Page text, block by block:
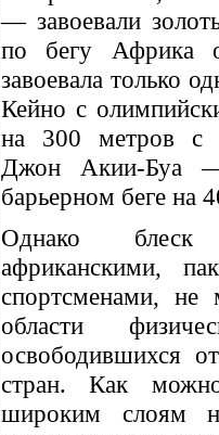
— завоевали
по бегу Африка
завоевала только
Кейно с
на 300 метров с
Джон Акии-Буа
барьерном беге на
Однако блеск
африканскими,
спортсменами,
области
освободившихся
стран. Как
широким слоям